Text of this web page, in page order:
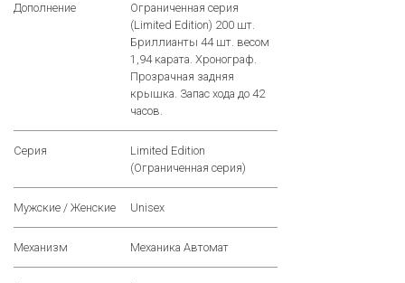
Дополнение
Ограниченная серия
(Limited Edition) 200 шт.
Бриллианты 44 шт. весом
1,94 карата. Хронограф.
Прозрачная задняя
крышка. Запас хода до 42
часов.
Серия
Limited Edition
(Ограниченная серия)
Мужские / Женские Unisex
Механизм Механика Автомат